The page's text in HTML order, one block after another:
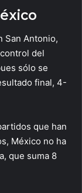
San Antonio,
del
sólo se
final, 4-
que han
México no ha
que suma 8